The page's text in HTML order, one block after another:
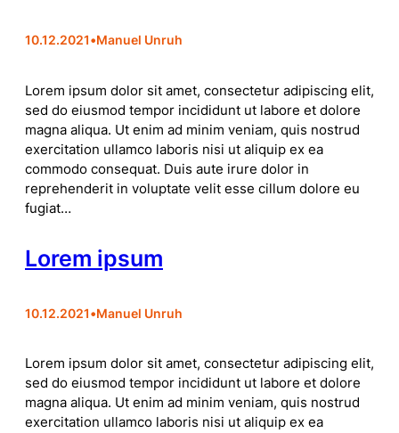
10.12.2021•Manuel Unruh
Lorem ipsum dolor sit amet, consectetur adipiscing elit,
sed do eiusmod tempor incididunt ut labore et dolore
magna aliqua. Ut enim ad minim veniam, quis nostrud
exercitation ullamco laboris nisi ut aliquip ex ea
commodo consequat. Duis aute irure dolor in
reprehenderit in voluptate velit esse cillum dolore eu
fugiat…
Lorem ipsum
10.12.2021•Manuel Unruh
Lorem ipsum dolor sit amet, consectetur adipiscing elit,
sed do eiusmod tempor incididunt ut labore et dolore
magna aliqua. Ut enim ad minim veniam, quis nostrud
exercitation ullamco laboris nisi ut aliquip ex ea